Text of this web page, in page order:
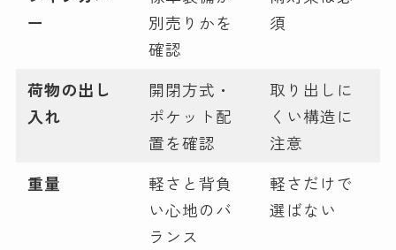
ー
別売りかを
確認
須
荷物の出し
入れ
開閉方式・
ポケット配
置を確認
取り出しに
くい構造に
注意
重量
軽さと背負
い心地のバ
ランス
軽さだけで
選ばない